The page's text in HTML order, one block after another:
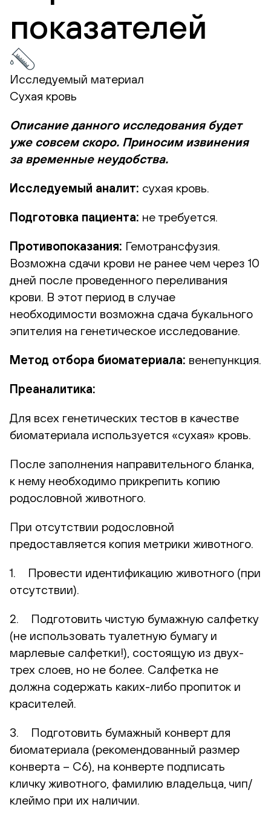
показателей
Исследуемый материал
Сухая кровь
Описание данного исследования будет
уже совсем скоро. Приносим извинения
за временные неудобства.
Исследуемый аналит: сухая кровь.
Подготовка пациента: не требуется.
Противопоказания: Гемотрансфузия.
Возможна сдачи крови не ранее чем через 10
дней после проведенного переливания
крови. В этот период в случае
необходимости возможна сдача букального
эпителия на генетическое исследование.
Метод отбора биоматериала: венепункция.
Преаналитика:
Для всех генетических тестов в качестве
биоматериала используется «сухая» кровь.
После заполнения направительного бланка,
к нему необходимо прикрепить копию
родословной животного.
При отсутствии родословной
предоставляется копия метрики животного.
1. Провести идентификацию животного (при
отсутствии).
2. Подготовить чистую бумажную салфетку
(не использовать туалетную бумагу и
марлевые салфетки!), состоящую из двух-
трех слоев, но не более. Салфетка не
должна содержать каких-либо пропиток и
красителей.
3. Подготовить бумажный конверт для
биоматериала (рекомендованный размер
конверта – С6), на конверте подписать
кличку животного, фамилию владельца, чип/
клеймо при их наличии.